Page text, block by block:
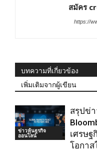
สมัคร
https://
บทความที่เกี่ยวข้อง
เพิ่มเติมจากผู้เขียน
ข่าวหุ้นธุรกิจ
ออนไลน์
สรุปข่า
เศรษ
โอกาส